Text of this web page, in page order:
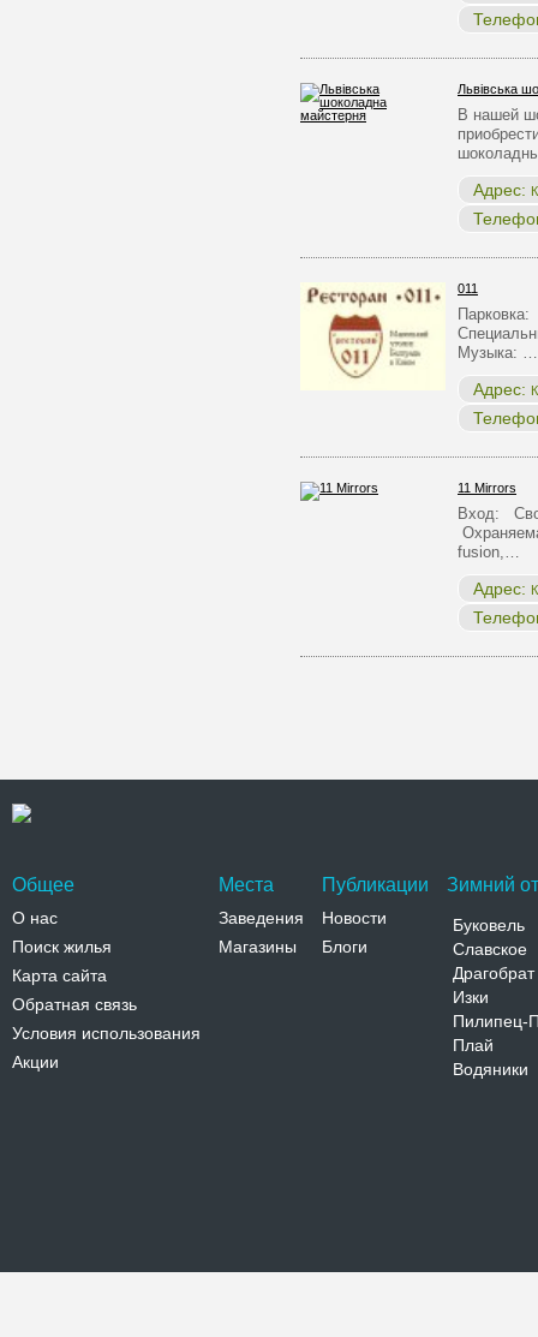
Львівська
В нашей
Адрес:
011
Музыка: …
Адрес:
11 Mirrors
Вход:
fusion,…
Адрес:
Общее
О нас
Поиск жилья
Карта сайта
Обратная связь
Условия использования
Акции
Места
Заведения
Магазины
Публикации
Новости
Блоги
Зимний
Буковель
Славское
Драгобрат
Изки
Пилипец-
Плай
Водяники